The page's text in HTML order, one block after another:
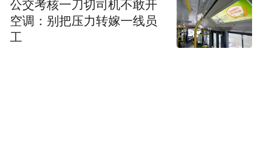
公交考核一刀切司机不敢开
空调：别把压力转嫁一线员
工